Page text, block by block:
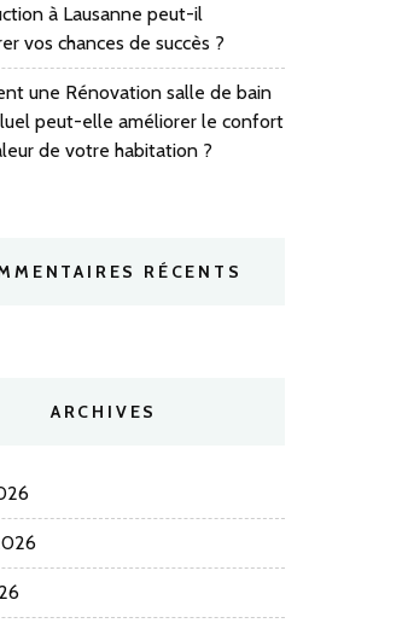
à Lausanne peut-il
vos chances de succès ?
une Rénovation salle de bain
peut-elle améliorer le confort
de votre habitation ?
RÉCENTS
ARCHIVES